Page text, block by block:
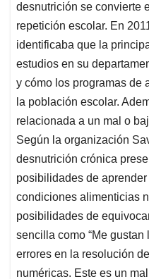
desnutrición se convierte
repetición escolar. En
identificaba que la
estudios en su
y cómo los programas de
la población escolar.
relacionada a un mal o
Según la organización
desnutrición crónica
posibilidades de
condiciones alimenticias
posibilidades de
sencilla como “Me gustan
errores en la resolución
numéricas. Este es un